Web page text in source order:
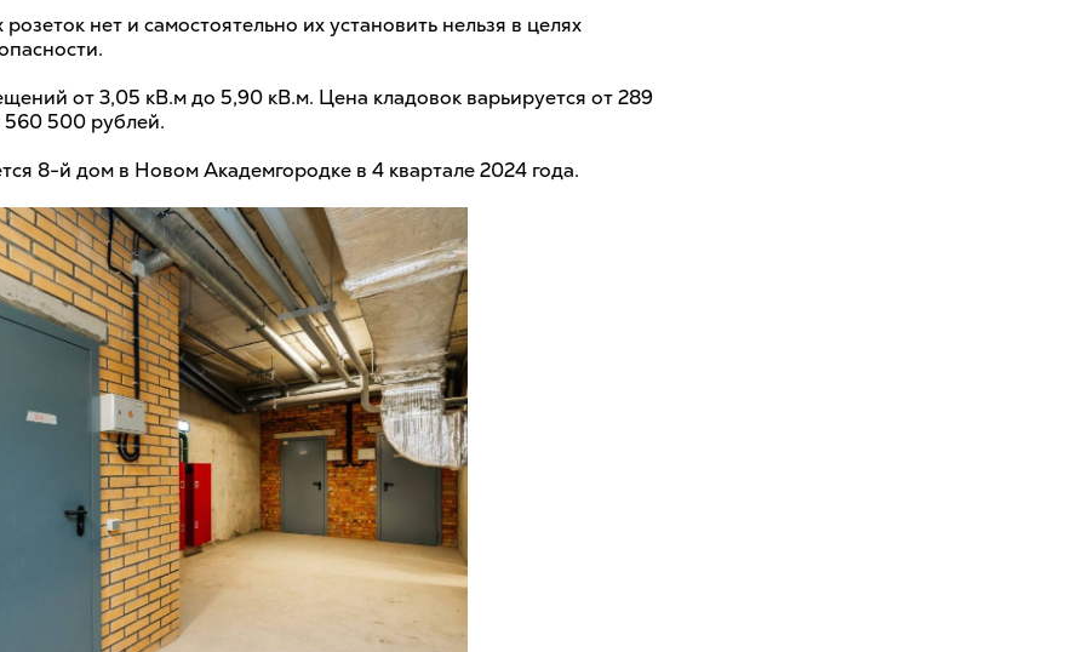
розеток нет и самостоятельно их установить нельзя в целях
от 3,05 кВ.м до 5,90 кВ.м. Цена кладовок варьируется от 289
500 рублей.
8-й дом в Новом Академгородке в 4 квартале 2024 года.